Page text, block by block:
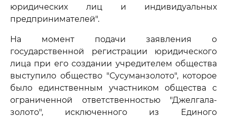
юридических лиц и индивидуальных
предпринимателей".
На момент подачи заявления о
государственной регистрации юридического
лица при его создании учредителем общества
выступило общество "Сусуманзолото", которое
было единственным участником общества с
ограниченной ответственностью "Джелгала-
золото", исключенного из Единого